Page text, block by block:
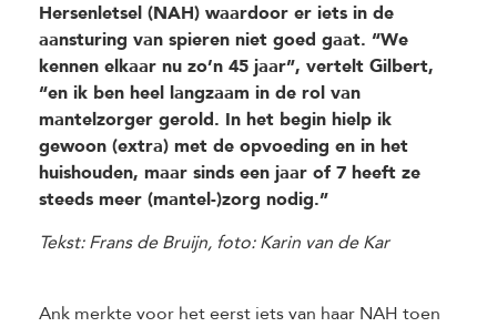
Hersenletsel (NAH) waardoor er iets in de
aansturing van spieren niet goed gaat. “We
kennen elkaar nu zo’n 45 jaar”, vertelt Gilbert,
“en ik ben heel langzaam in de rol van
mantelzorger gerold. In het begin hielp ik
gewoon (extra) met de opvoeding en in het
huishouden, maar sinds een jaar of 7 heeft ze
steeds meer (mantel-)zorg nodig.”
Tekst: Frans de Bruijn, foto: Karin van de Kar
Ank merkte voor het eerst iets van haar NAH toen